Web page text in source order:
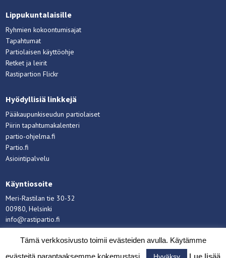
Lippukuntalaisille
Ryhmien kokoontumisajat
Tapahtumat
Partiolaisen käyttöohje
Retket ja leirit
Rastipartion Flickr
Hyödyllisiä linkkejä
Pääkaupunkiseudun partiolaiset
Piirin tapahtumakalenteri
partio-ohjelma.fi
Partio.fi
Asiointipalvelu
Käyntiosoite
Meri-Rastilan tie 30-32
00980, Helsinki
info@rastipartio.fi
Rastipartio ©Copyright2026.
Tämä verkkosivusto toimii evästeiden avulla. Käytämme
evästeitä parantaaksemme kokemustasi.
Lue lisää